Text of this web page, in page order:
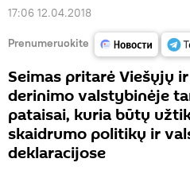
17:06 12.04.2018
Prenumeruokite
Seimas pritarė Viešųjų
derinimo valstybinėje
pataisai, kuria būtų
skaidrumo politikų ir
deklaracijose